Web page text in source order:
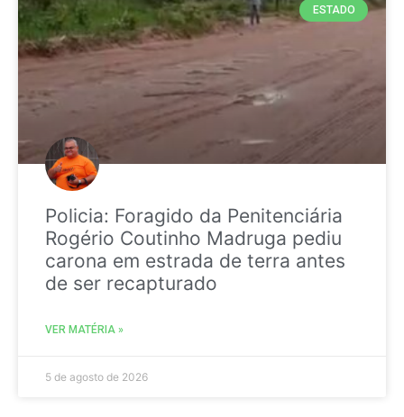
ESTADO
Policia: Foragido da Penitenciária
Rogério Coutinho Madruga pediu
carona em estrada de terra antes
de ser recapturado
VER MATÉRIA »
5 de agosto de 2026